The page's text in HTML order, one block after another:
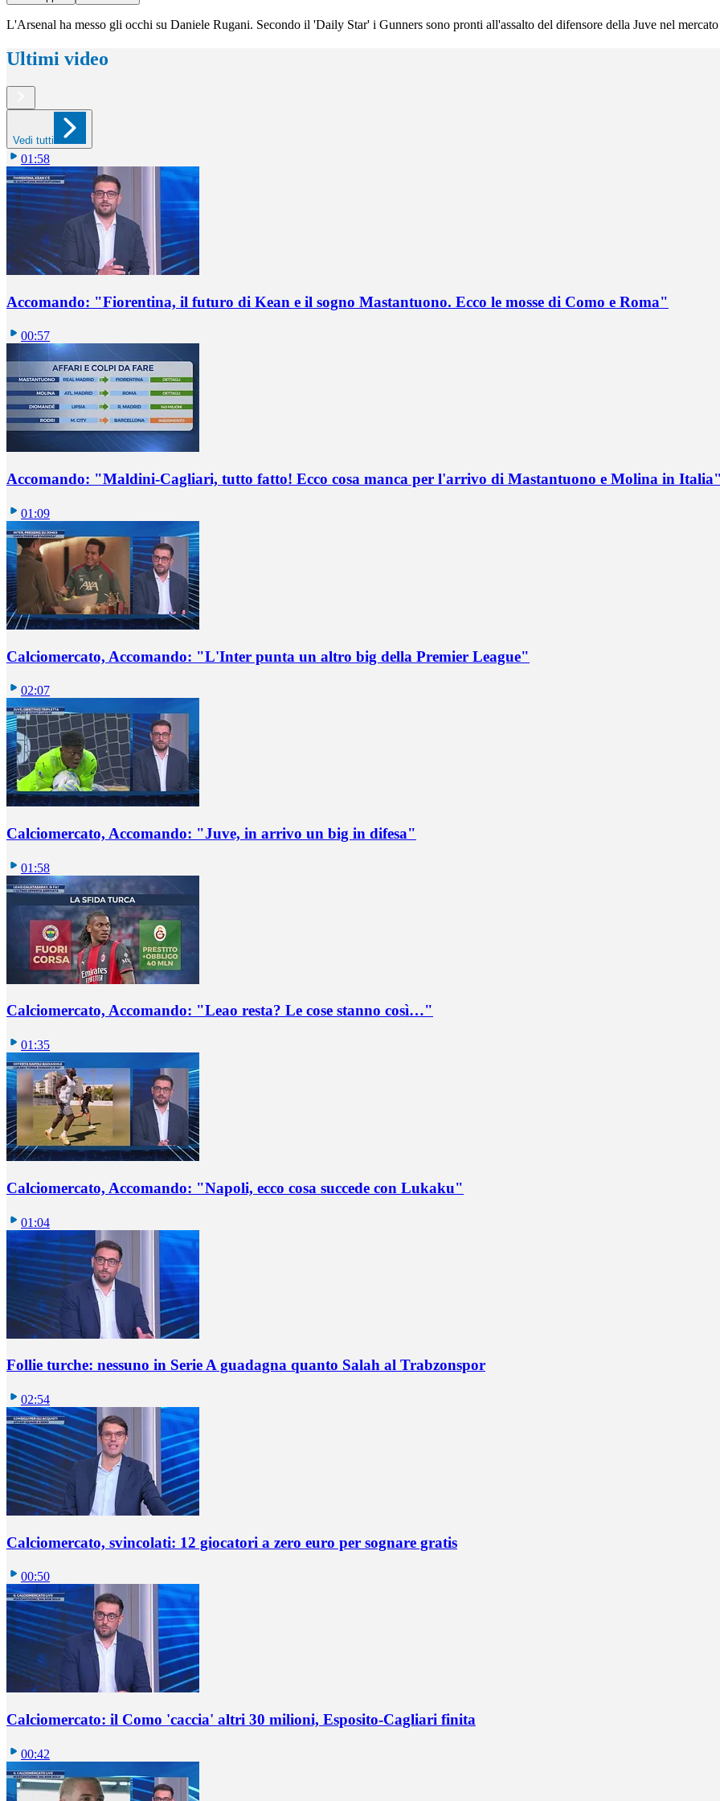
L'Arsenal ha messo gli occhi su Daniele Rugani. Secondo il 'Daily Star' i Gunners sono pronti all'assalto del difensore della Juve nel
Ultimi video
Vedi tutti
01:58
Accomando: "Fiorentina, il futuro di Kean e il sogno Mastantuono. Ecco le mosse di Como e Roma"
00:57
Accomando: "Maldini-Cagliari, tutto fatto! Ecco cosa manca per l'arrivo di Mastantuono e Molina in
01:09
Calciomercato, Accomando: "L'Inter punta un altro big della Premier League"
02:07
Calciomercato, Accomando: "Juve, in arrivo un big in difesa"
01:58
Calciomercato, Accomando: "Leao resta? Le cose stanno così…"
01:35
Calciomercato, Accomando: "Napoli, ecco cosa succede con Lukaku"
01:04
Follie turche: nessuno in Serie A guadagna quanto Salah al Trabzonspor
02:54
Calciomercato, svincolati: 12 giocatori a zero euro per sognare gratis
00:50
Calciomercato: il Como 'caccia' altri 30 milioni, Esposito-Cagliari finita
00:42